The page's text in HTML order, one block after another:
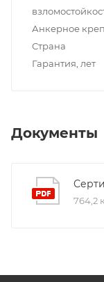
Анкерное
Страна
Гарантия, лет
Документы
764,2